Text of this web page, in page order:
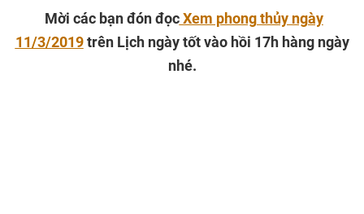
Mời các bạn đón đọcXem phong thủy ngày
11/3/2019trên Lịch ngày tốt vào hồi 17h hàng ngày
nhé.